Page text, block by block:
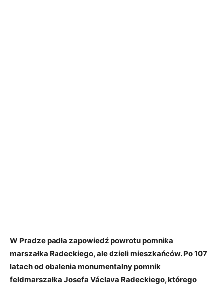
W Pradze padła zapowiedź powrotu pomnika
marszałka Radeckiego, ale dzieli mieszkańców. Po 107
latach od obalenia monumentalny pomnik
feldmarszałka Josefa Václava Radeckiego, którego